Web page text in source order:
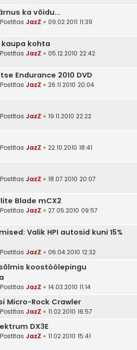
ka võidu...
JazZ « 09.02.2011 11:39
kohta
JazZ « 05.12.2010 22:42
Endurance 2010 DVD
JazZ « 26.11.2010 20:04
JazZ « 19.11.2010 22:22
JazZ « 22.10.2010 18:41
JazZ « 18.07.2010 20:07
Blade mCX2
JazZ « 27.05.2010 09:57
Valik HPI autosid kuni 15%
JazZ « 06.04.2010 12:32
koostöölepingu
JazZ « 14.03.2010 11:14
Micro-Rock Crawler
JazZ « 11.02.2010 16:57
DX3E
JazZ « 11.02.2010 15:41